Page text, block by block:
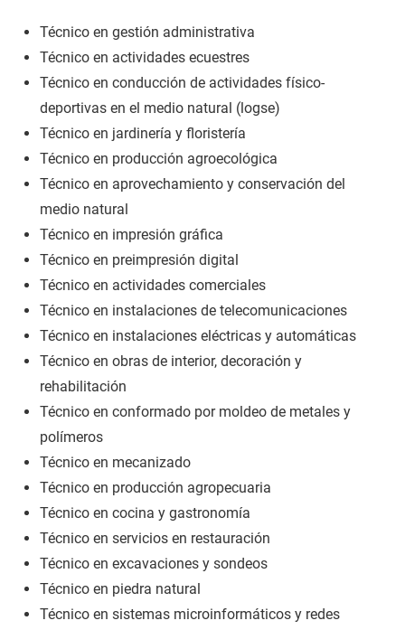
Técnico en gestión administrativa
Técnico en actividades ecuestres
Técnico en conducción de actividades físico-
deportivas en el medio natural (logse)
Técnico en jardinería y floristería
Técnico en producción agroecológica
Técnico en aprovechamiento y conservación del
medio natural
Técnico en impresión gráfica
Técnico en preimpresión digital
Técnico en actividades comerciales
Técnico en instalaciones de telecomunicaciones
Técnico en instalaciones eléctricas y automáticas
Técnico en obras de interior, decoración y
rehabilitación
Técnico en conformado por moldeo de metales y
polímeros
Técnico en mecanizado
Técnico en producción agropecuaria
Técnico en cocina y gastronomía
Técnico en servicios en restauración
Técnico en excavaciones y sondeos
Técnico en piedra natural
Técnico en sistemas microinformáticos y redes